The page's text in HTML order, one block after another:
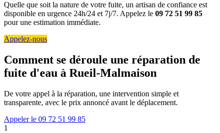
Quelle que soit la nature de votre fuite, un artisan de confiance est
disponible en urgence 24h/24 et 7j/7. Appelez le 09 72 51 99 85
pour une estimation immédiate.
Appelez-nous
Comment se déroule une réparation de
fuite d'eau à Rueil-Malmaison
De votre appel à la réparation, une intervention simple et
transparente, avec le prix annoncé avant le déplacement.
Appeler le 09 72 51 99 85
1